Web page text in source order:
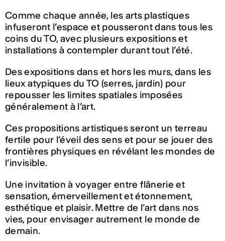
Comme chaque année, les arts plastiques
infuseront l’espace et pousseront dans tous les
coins du TO, avec plusieurs expositions et
installations à contempler durant tout l’été.
Des expositions dans et hors les murs, dans les
lieux atypiques du TO (serres, jardin) pour
repousser les limites spatiales imposées
généralement à l’art.
Ces propositions artistiques seront un terreau
fertile pour l’éveil des sens et pour se jouer des
frontières physiques en révélant les mondes de
l’invisible.
Une invitation à voyager entre flânerie et
sensation, émerveillement et étonnement,
esthétique et plaisir. Mettre de l’art dans nos
vies, pour envisager autrement le monde de
demain.